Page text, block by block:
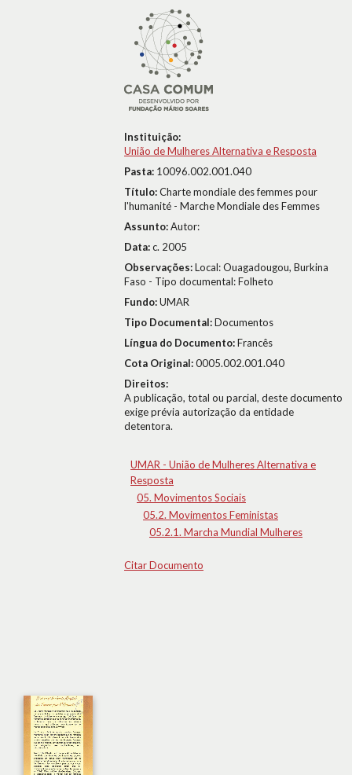
Instituição:
União de Mulheres Alternativa e Resposta
Pasta: 10096.002.001.040
Título:Charte mondiale des femmes pour
l'humanité - Marche Mondiale des Femmes
Assunto:Autor:
Data:c. 2005
Observações:Local: Ouagadougou, Burkina
Faso - Tipo documental: Folheto
Fundo:UMAR
Tipo Documental:Documentos
Língua do Documento:Francês
Cota Original:0005.002.001.040
Direitos:
A publicação, total ou parcial, deste documento
exige prévia autorização da entidade
detentora.
UMAR - União de Mulheres Alternativa e
Resposta
05. Movimentos Sociais
05.2. Movimentos Feministas
05.2.1. Marcha Mundial Mulheres
Citar Documento